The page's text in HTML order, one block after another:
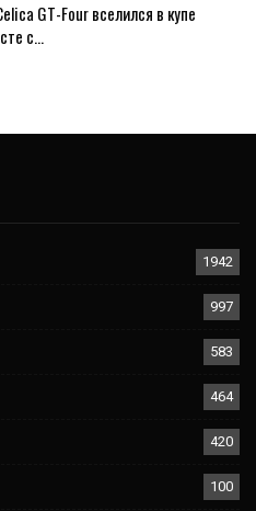
GT-Four вселился в купе
с…
1942
997
583
464
420
100